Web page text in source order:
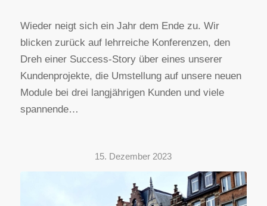
Wieder neigt sich ein Jahr dem Ende zu. Wir
blicken zurück auf lehrreiche Konferenzen, den
Dreh einer Success-Story über eines unserer
Kundenprojekte, die Umstellung auf unsere neuen
Module bei drei langjährigen Kunden und viele
spannende…
15. Dezember 2023